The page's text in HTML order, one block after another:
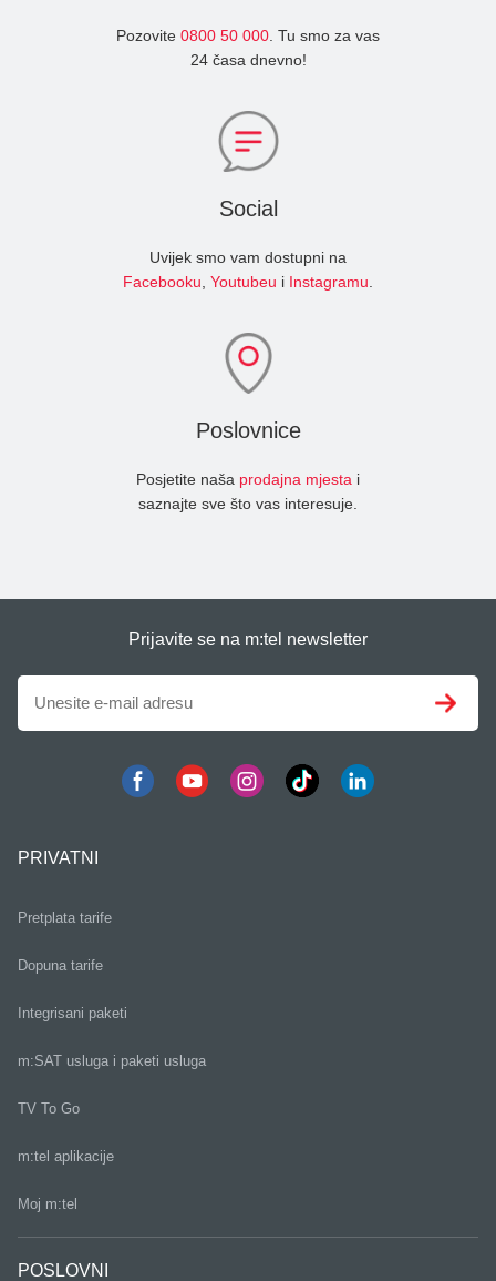
Pozovite 0800 50 000 . Tu smo za vas
24 časa dnevno!
Social
Uvijek smo vam dostupni na
Facebooku Youtubeu i Instagramu
Poslovnice
Posjetite naša prodajna mjesta i
saznajte sve što vas interesuje.
Prijavite se na m:tel newsletter
PRIVATNI
Pretplata tarife
Dopuna tarife
Integrisani paketi
m:SAT usluga i paketi usluga
TV To Go
m:tel aplikacije
Moj m:tel
POSLOVNI